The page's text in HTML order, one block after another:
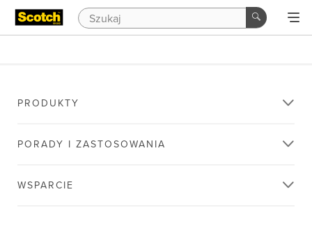
PRODUKTY
PORADY I ZASTOSOWANIA
WSPARCIE